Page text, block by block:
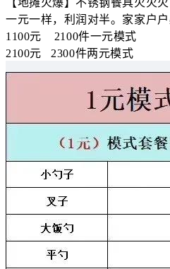
一元一样，利润对半。家家户
1100元 2100件一元模式
2100元 2300件两元模式